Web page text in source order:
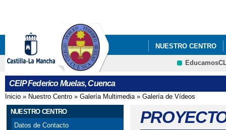
NUESTRO CENTRO
CEIP Federico Muelas, Cuenca
Se encuentra usted aquí
Inicio » Nuestro Centro » Galería Multimedia» Galería de Vídeos
NUESTRO CENTRO
Datos de Contacto